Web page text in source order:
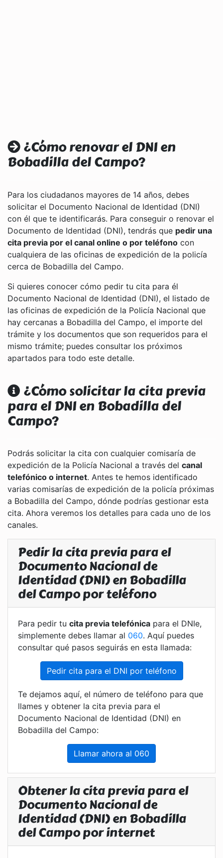
¿Cómo renovar el DNI en
Bobadilla del Campo?
Para los ciudadanos mayores de 14 años, debes
solicitar el Documento Nacional de Identidad (DNI)
con él que te identificarás. Para conseguir o renovar el
Documento de Identidad (DNI), tendrás que pedir una
cita previa por el canal online o por teléfono con
cualquiera de las oficinas de expedición de la policía
cerca de Bobadilla del Campo.
Si quieres conocer cómo pedir tu cita para él
Documento Nacional de Identidad (DNI), el listado de
las oficinas de expedición de la Policía Nacional que
hay cercanas a Bobadilla del Campo, el importe del
trámite y los documentos que son requeridos para el
mismo trámite; puedes consultar los próximos
apartados para todo este detalle.
¿Cómo solicitar la cita previa
para el DNI en Bobadilla del
Campo?
Podrás solicitar la cita con cualquier comisaría de
expedición de la Policía Nacional a través del canal
telefónico o internet. Antes te hemos identificado
varias comisarías de expedición de la policía próximas
a Bobadilla del Campo, dónde podrías gestionar esta
cita. Ahora veremos los detalles para cada uno de los
canales.
Pedir la cita previa para el
Documento Nacional de
Identidad (DNI) en Bobadilla
del Campo por teléfono
Para pedir tu cita previa telefónica para el DNIe,
simplemente debes llamar al 060. Aquí puedes
consultar qué pasos seguirás en esta llamada:
Pedir cita para el DNI por teléfono
Te dejamos aquí, el número de teléfono para que
llames y obtener la cita previa para el
Documento Nacional de Identidad (DNI) en
Bobadilla del Campo:
Llamar ahora al 060
Obtener la cita previa para el
Documento Nacional de
Identidad (DNI) en Bobadilla
del Campo por internet